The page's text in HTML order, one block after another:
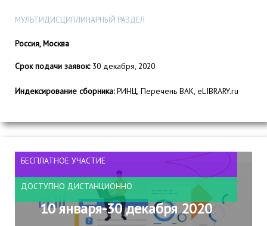
МУЛЬТИДИСЦИПЛИНАРНЫЙ РАЗДЕЛ
Россия, Москва
Срок подачи заявок:30 декабря, 2020
Индексирование сборника:РИНЦ, Перечень ВАК, eLIBRARY.ru
БЕСПЛАТНОЕ УЧАСТИЕ
ДОСТУПНО ДИСТАНЦИОННО
10 января-30 декабря 2020